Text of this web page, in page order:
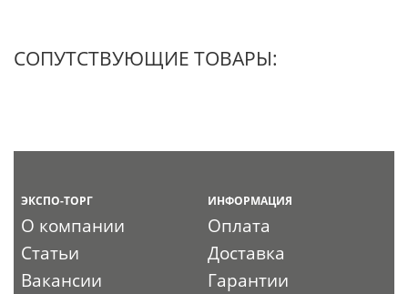
СОПУТСТВУЮЩИЕ ТОВАРЫ:
ЭКСПО-ТОРГ
О компании
Статьи
Вакансии
ИНФОРМАЦИЯ
Оплата
Доставка
Гарантии